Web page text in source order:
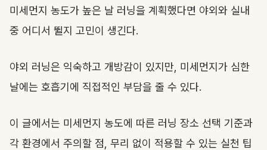
미세먼지 농도가 높은 날 러닝을 계획했다면 야외와 실내
중 어디서 뛸지 고민이 생긴다.
야외 러닝은 익숙하고 개방감이 있지만, 미세먼지가 심한
날에는 호흡기에 직접적인 부담을 줄 수 있다.
이 글에서는 미세먼지 농도에 따른 러닝 장소 선택 기준과
각 환경에서 주의할 점, 무리 없이 적용할 수 있는 실천 팁